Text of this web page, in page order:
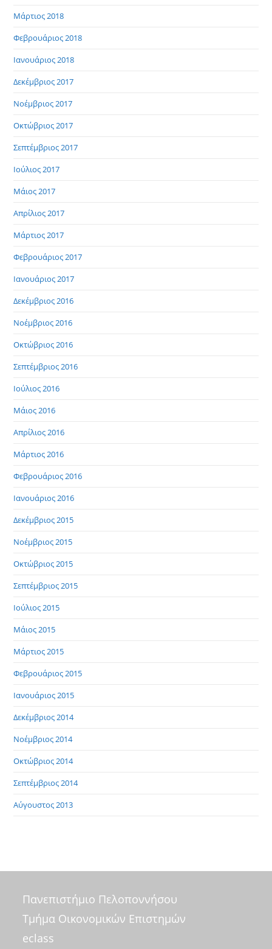
Μάρτιος 2018
Φεβρουάριος 2018
Ιανουάριος 2018
Δεκέμβριος 2017
Νοέμβριος 2017
Οκτώβριος 2017
Σεπτέμβριος 2017
Ιούλιος 2017
Μάιος 2017
Απρίλιος 2017
Μάρτιος 2017
Φεβρουάριος 2017
Ιανουάριος 2017
Δεκέμβριος 2016
Νοέμβριος 2016
Οκτώβριος 2016
Σεπτέμβριος 2016
Ιούλιος 2016
Μάιος 2016
Απρίλιος 2016
Μάρτιος 2016
Φεβρουάριος 2016
Ιανουάριος 2016
Δεκέμβριος 2015
Νοέμβριος 2015
Οκτώβριος 2015
Σεπτέμβριος 2015
Ιούλιος 2015
Μάιος 2015
Μάρτιος 2015
Φεβρουάριος 2015
Ιανουάριος 2015
Δεκέμβριος 2014
Νοέμβριος 2014
Οκτώβριος 2014
Σεπτέμβριος 2014
Αύγουστος 2013
Πανεπιστήμιο Πελοποννήσου
Τμήμα Οικονομικών Επιστημών
eclass